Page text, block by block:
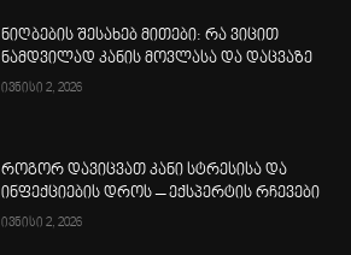
ნიღბების შესახებ მითები: რა ვიცით
ნამდვილად კანის მოვლასა და დაცვაზე
ივნისი 2, 2026
როგორ დავიცვათ კანი სტრესისა და
ინფექციების დროს – ექსპერტის რჩევები
ივნისი 2, 2026